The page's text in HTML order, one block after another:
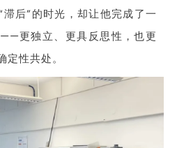
后”的时光，却让他完成了一
更独立、更具反思性，也更
性共处。